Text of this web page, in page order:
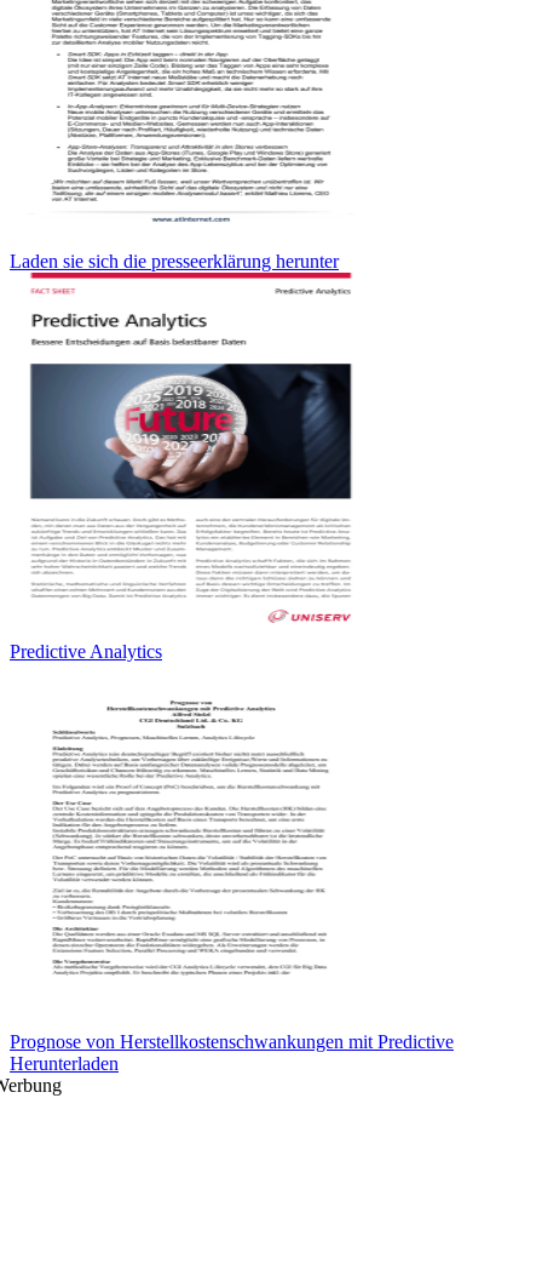
Laden sie sich die presseerklärung herunter
Predictive Analytics
Prognose von Herstellkostenschwankungen mit Predictive
Herunterladen